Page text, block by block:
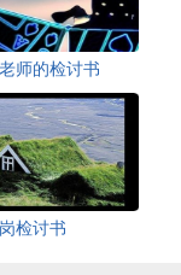
师的检讨书
检讨书